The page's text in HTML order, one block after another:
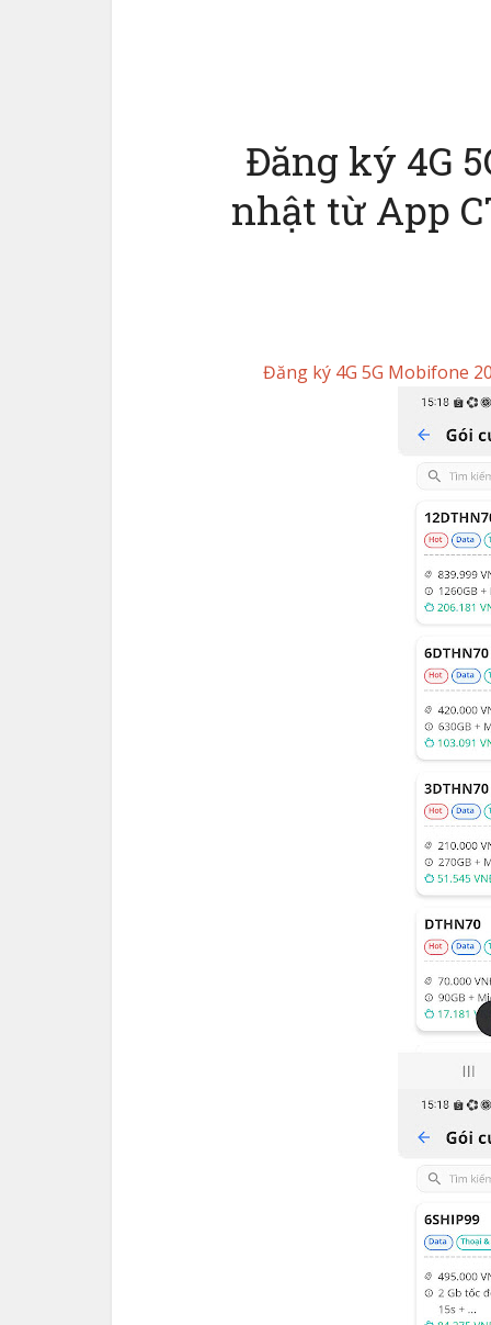
Đăng ký 4G
nhật từ App
Đăng ký 4G 5G Mobifone